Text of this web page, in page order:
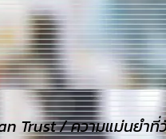
Trust / ความแม่นยำที่